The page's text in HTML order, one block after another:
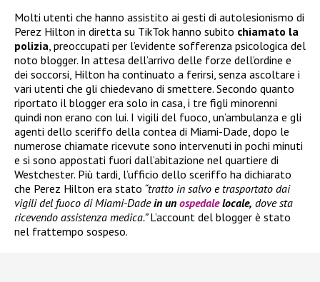
Molti utenti che hanno assistito ai gesti di autolesionismo di
Perez Hilton in diretta su TikTok hanno subito chiamato la
polizia, preoccupati per l’evidente sofferenza psicologica del
noto blogger. In attesa dell’arrivo delle forze dell’ordine e
dei soccorsi, Hilton ha continuato a ferirsi, senza ascoltare i
vari utenti che gli chiedevano di smettere. Secondo quanto
riportato il blogger era solo in casa, i tre figli minorenni
quindi non erano con lui. I vigili del fuoco, un’ambulanza e gli
agenti dello sceriffo della contea di Miami-Dade, dopo le
numerose chiamate ricevute sono intervenuti in pochi minuti
e si sono appostati fuori dall’abitazione nel quartiere di
Westchester. Più tardi, l’ufficio dello sceriffo ha dichiarato
che Perez Hilton era stato “tratto in salvo e trasportato dai
vigili del fuoco di Miami-Dadein un ospedalelocale, dove sta
ricevendo assistenza medica.”L’account del blogger è stato
nel frattempo sospeso.